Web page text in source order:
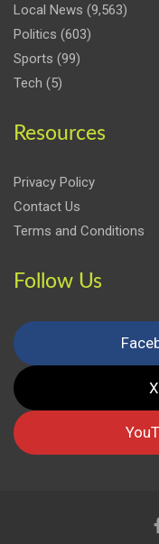
Local News (9,563)
Politics (603)
Sports (99)
Tech (5)
Resources
Privacy Policy
Contact Us
Terms and Conditions
Follow Us
X